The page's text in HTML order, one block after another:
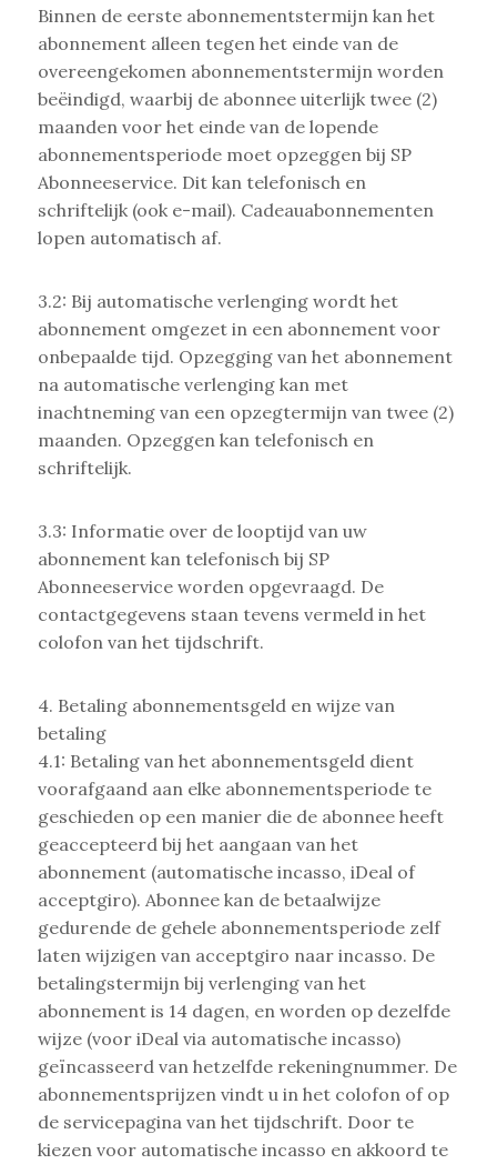
Binnen de eerste abonnementstermijn kan het
abonnement alleen tegen het einde van de
overeengekomen abonnementstermijn worden
beëindigd, waarbij de abonnee uiterlijk twee (2)
maanden voor het einde van de lopende
abonnementsperiode moet opzeggen bij SP
Abonneeservice. Dit kan telefonisch en
schriftelijk (ook e-mail). Cadeauabonnementen
lopen automatisch af.
3.2: Bij automatische verlenging wordt het
abonnement omgezet in een abonnement voor
onbepaalde tijd. Opzegging van het abonnement
na automatische verlenging kan met
inachtneming van een opzegtermijn van twee (2)
maanden. Opzeggen kan telefonisch en
schriftelijk.
3.3: Informatie over de looptijd van uw
abonnement kan telefonisch bij SP
Abonneeservice worden opgevraagd. De
contactgegevens staan tevens vermeld in het
colofon van het tijdschrift.
4. Betaling abonnementsgeld en wijze van
betaling
4.1: Betaling van het abonnementsgeld dient
voorafgaand aan elke abonnementsperiode te
geschieden op een manier die de abonnee heeft
geaccepteerd bij het aangaan van het
abonnement (automatische incasso, iDeal of
acceptgiro). Abonnee kan de betaalwijze
gedurende de gehele abonnementsperiode zelf
laten wijzigen van acceptgiro naar incasso. De
betalingstermijn bij verlenging van het
abonnement is 14 dagen, en worden op dezelfde
wijze (voor iDeal via automatische incasso)
geïncasseerd van hetzelfde rekeningnummer. De
abonnementsprijzen vindt u in het colofon of op
de servicepagina van het tijdschrift. Door te
kiezen voor automatische incasso en akkoord te